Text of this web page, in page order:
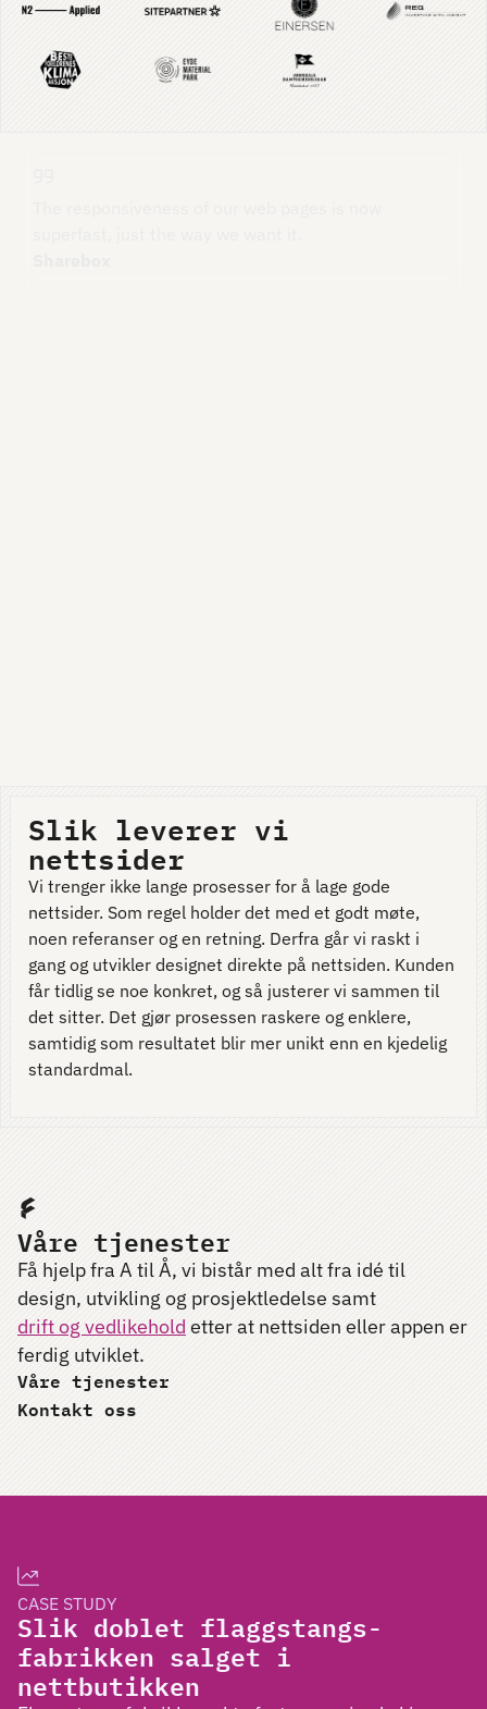
Slik leverer vi
nettsider
Vi trenger ikke lange prosesser for å lage gode
nettsider. Som regel holder det med et godt møte,
noen referanser og en retning. Derfra går vi raskt i
gang og utvikler designet direkte på nettsiden. Kunden
får tidlig se noe konkret, og så justerer vi sammen til
det sitter. Det gjør prosessen raskere og enklere,
samtidig som resultatet blir mer unikt enn en kjedelig
standardmal.
Våre tjenester
Få hjelp fra A til Å, vi bistår med alt fra idé til
design, utvikling og prosjektledelse samt
drift og vedlikehold etter at nettsiden eller appen er
ferdig utviklet.
Våre tjenester
Kontakt oss
CASE STUDY
Slik doblet flaggstangs-
fabrikken salget i
nettbutikken